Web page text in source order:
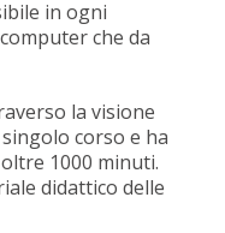
in ogni
che da
la visione
corso e ha
1000 minuti.
didattico delle